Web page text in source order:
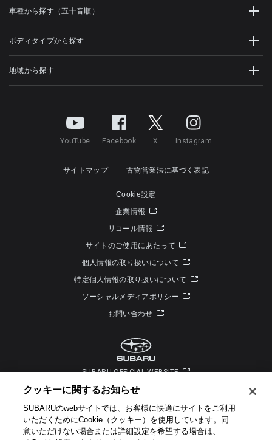
車種から探す（五十音順）
ボディタイプから探す
地域から探す
YouTube Facebook X Instagram
サイトマップ 古物営業法に基づく表記
Cookie設定
企業情報
リコール情報
サイトのご使用にあたって
個人情報の取り扱いについて
特定個人情報の取り扱いについて
ソーシャルメディアポリシー
お問い合わせ
SUBARU OFFICIAL WEBSITE
クッキーに関するお知らせ​
SUBARUのwebサイトでは、お客様に快適にサイトをご利用
いただくためにCookie（クッキー）を使用しています。​ 同
意いただけない場合または詳細設定を希望する場合は、